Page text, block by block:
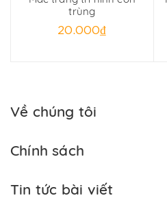
trùng
20.000₫
Về chúng tôi
Chính sách
Tin tức bài viết